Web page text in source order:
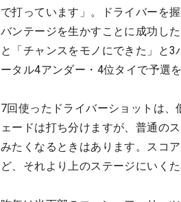
で打っています」。ドライバーを
バンテージを生かすことに成功し
と「チャンスをモノにできた」と
ータル4アンダー・4位タイで予選を
7回使ったドライバーショットは
ェードは打ち分けますが、普通の
みたくなるときはあります。スコ
ど、それより上のステージにいく